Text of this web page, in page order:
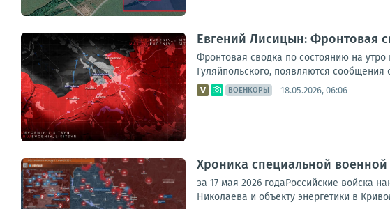
Евгений Лисицын: Фронтовая
Фронтовая сводка по состоянию на
Гуляйпольского, появляются
ВОЕНКОРЫ 18.05.2026, 06:06
Хроника специальной
за 17 мая 2026 годаРоссийские войска
Николаева и объекту энергетики в